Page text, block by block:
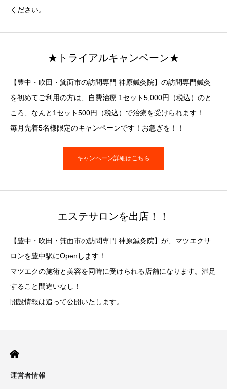
ください。
★トライアルキャンペーン★
【豊中・吹田・箕面市の訪問専門 神原鍼灸院】の訪問専門鍼灸
を初めてご利用の方は、自費治療 1セット5,000円（税込）のと
ころ、なんと1セット500円（税込）で治療を受けられます！
毎月先着5名様限定のキャンペーンです！お急ぎを！！
キャンペーン詳細はこちら
エステサロンを出店！！
【豊中・吹田・箕面市の訪問専門 神原鍼灸院】が、マツエクサ
ロンを豊中駅にOpenします！
マツエクの施術と美容を同時に受けられる店舗になります。満足
すること間違いなし！
開設情報は追って公開いたします。
運営者情報